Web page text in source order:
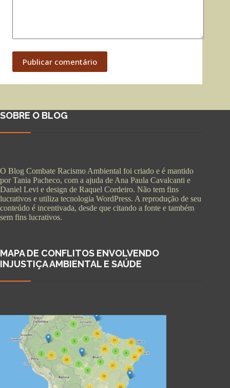
Publicar comentário
SOBRE O BLOG
O Blog Combate Racismo Ambiental foi criado e é mantido
por Tania Pacheco, com a ajuda de Ana Paula Cavalcanti e
Daniel Levi e design de Raquel Cordeiro. Não tem fins
lucrativos e utiliza tecnologia WordPress. A reprodução de seu
conteúdo é incentivada, desde que citando a fonte e também
sem fins lucrativos.
MAPA DE CONFLITOS ENVOLVENDO
INJUSTIÇA AMBIENTAL E SAÚDE